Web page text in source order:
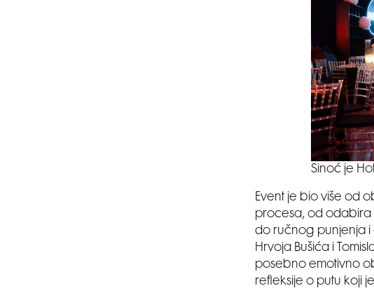
Sinoć je
Event je bio više od
procesa, od odabira
do ručnog punjenja i
Hrvoja Bušića i
posebno emotivno
refleksije o putu koji